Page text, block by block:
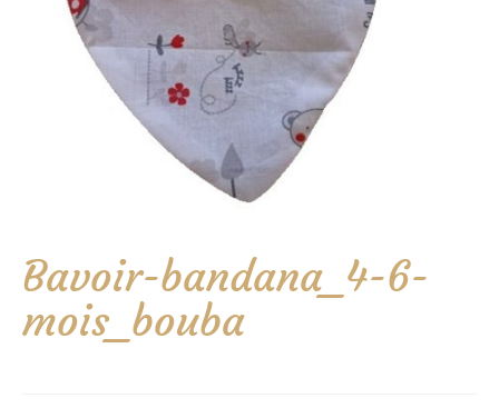
Bavoir-bandana_4-6-
mois_bouba